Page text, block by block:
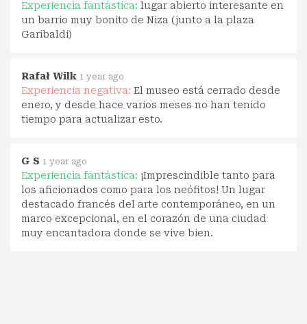
Experiencia fantástica: lugar abierto interesante en
un barrio muy bonito de Niza (junto a la plaza
Garibaldi)
Rafał Wilk 1 year ago
Experiencia negativa: El museo está cerrado desde
enero, y desde hace varios meses no han tenido
tiempo para actualizar esto.
G S 1 year ago
Experiencia fantástica: ¡Imprescindible tanto para
los aficionados como para los neófitos! Un lugar
destacado francés del arte contemporáneo, en un
marco excepcional, en el corazón de una ciudad
muy encantadora donde se vive bien.